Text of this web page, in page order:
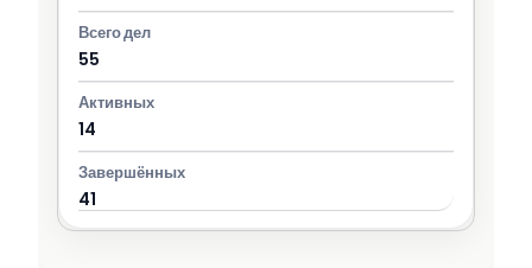
55
14
41